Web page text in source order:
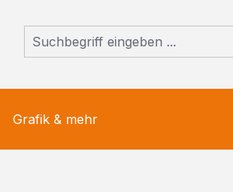
Grafik & mehr